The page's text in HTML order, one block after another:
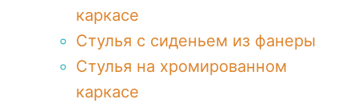
каркасе
Стулья с сиденьем из фанеры
Стулья на хромированном
каркасе